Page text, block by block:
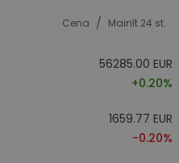
Cena / Mainīt 24 st.
56285.00 EUR
+0.20%
1659.77 EUR
-0.20%